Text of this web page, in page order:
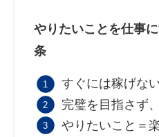
やりたいことを仕事
条
すぐには稼げな
完璧を目指さず
やりたいこと＝